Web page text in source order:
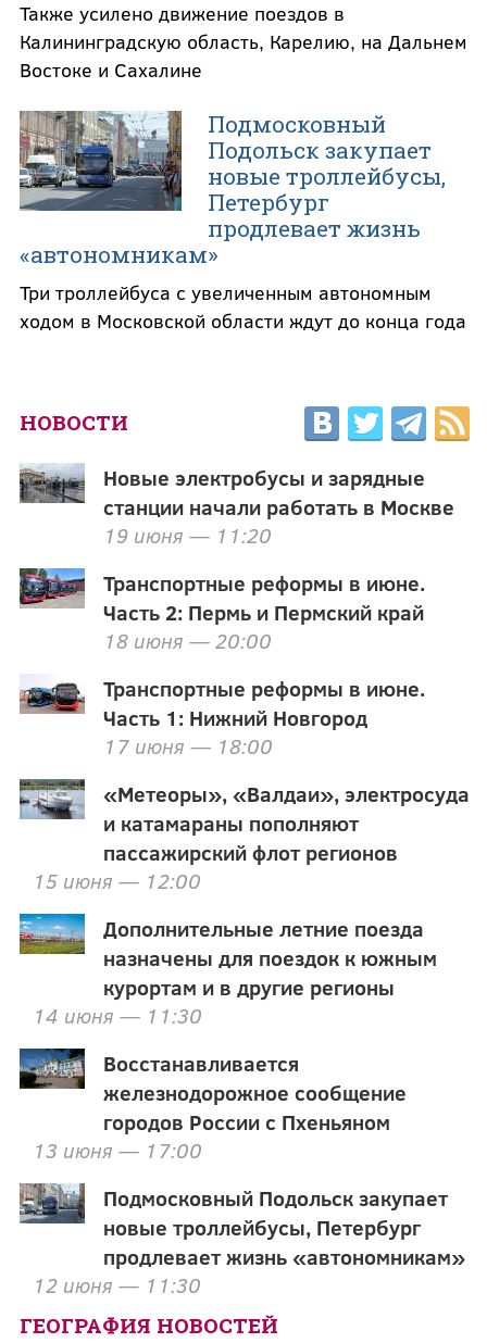
Также усилено движение поездов в
Калининградскую область, Карелию, на Дальнем
Востоке и Сахалине
Подмосковный
Подольск закупает
новые троллейбусы,
Петербург
продлевает жизнь
«автономникам»
Три троллейбуса с увеличенным автономным
ходом в Московской области ждут до конца года
НОВОСТИ
Новые электробусы и зарядные
станции начали работать в Москве
19 июня — 11:20
Транспортные реформы в июне.
Часть 2: Пермь и Пермский край
18 июня — 20:00
Транспортные реформы в июне.
Часть 1: Нижний Новгород
17 июня — 18:00
«Метеоры», «Валдаи», электросуда
и катамараны пополняют
пассажирский флот регионов
15 июня — 12:00
Дополнительные летние поезда
назначены для поездок к южным
курортам и в другие регионы
14 июня — 11:30
Восстанавливается
железнодорожное сообщение
городов России с Пхеньяном
13 июня — 17:00
Подмосковный Подольск закупает
новые троллейбусы, Петербург
продлевает жизнь «автономникам»
12 июня — 11:30
ГЕОГРАФИЯ НОВОСТЕЙ